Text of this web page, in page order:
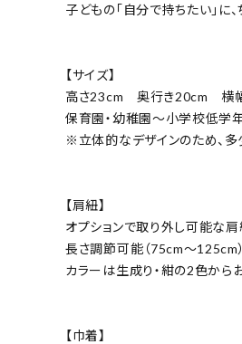
子どもの「自分で持ちたい」に
【サイズ】
高さ23cm 奥行き20cm 横
保育園・幼稚園〜小学校低学
※立体的なデザインのため、多
【肩紐】
オプションで取り外し可能な肩
長さ調節可能（75cm～125cm
カラーは生成り・紺の2色から
【巾着】